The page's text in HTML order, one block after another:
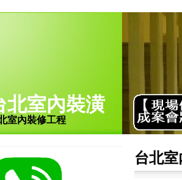
北室內裝潢
室內裝修工程
台北